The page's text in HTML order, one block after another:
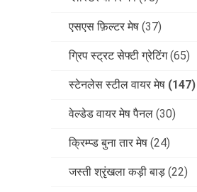
एसएस फ़िल्टर मेष (37)
ग्रिप स्ट्रट सेफ्टी ग्रेटिंग (65)
स्टेनलेस स्टील वायर मेष (147)
वेल्डेड वायर मेष पैनल (30)
क्रिम्प्ड बुना तार मेष (24)
जस्ती श्रृंखला कड़ी बाड़ (22)